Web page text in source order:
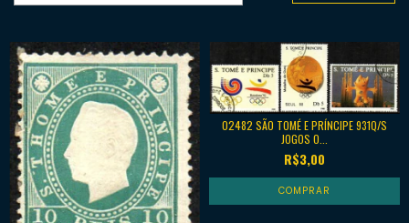
02482 SÃO TOMÉ E PRÍNCIPE 931Q/S
JOGOS O...
R$3,00